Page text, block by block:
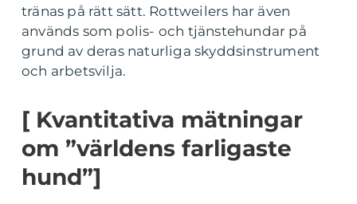
tränas på rätt sätt. Rottweilers har även
används som polis- och tjänstehundar på
grund av deras naturliga skyddsinstrument
och arbetsvilja.
[ Kvantitativa mätningar
om ”världens farligaste
hund”]